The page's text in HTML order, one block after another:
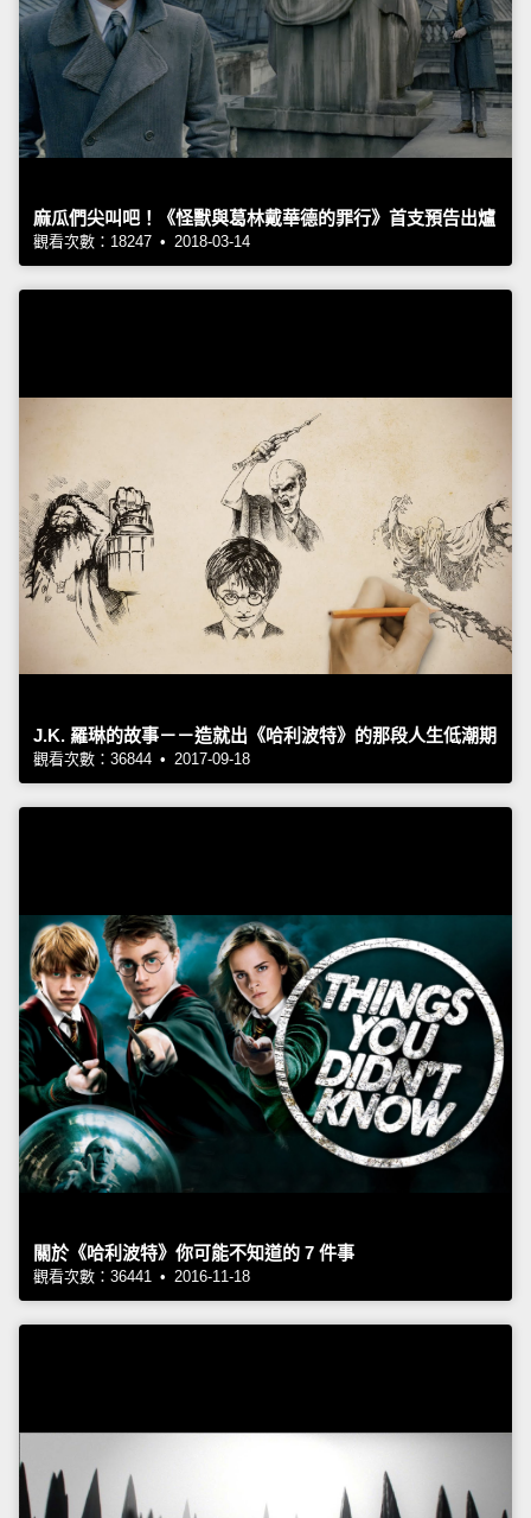
麻瓜們尖叫吧！《怪獸與葛林戴華德的罪行》首支預告出爐
觀看次數：18247 • 2018-03-14
J.K. 羅琳的故事－－造就出《哈利波特》的那段人生低潮期
觀看次數：36844 • 2017-09-18
關於《哈利波特》你可能不知道的 7 件事
觀看次數：36441 • 2016-11-18